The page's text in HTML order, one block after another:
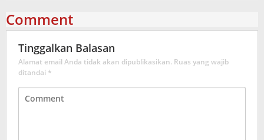
Comment
Tinggalkan Balasan
Alamat email Anda tidak akan dipublikasikan. Ruas yang wajib
ditandai *